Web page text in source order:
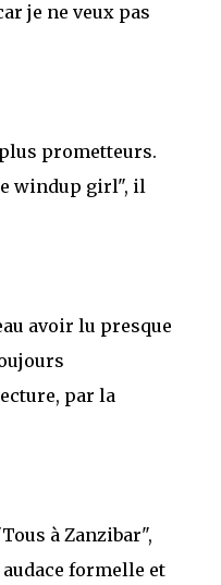
je ne veux pas
prometteurs.
windup girl", il
avoir lu presque
par la
à Zanzibar",
formelle et